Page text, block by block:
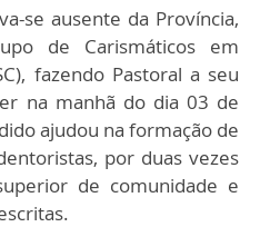
se ausente da Província,
de Carismáticos em
fazendo Pastoral a seu
na manhã do dia 03 de
ajudou na formação de
por duas vezes
de comunidade e